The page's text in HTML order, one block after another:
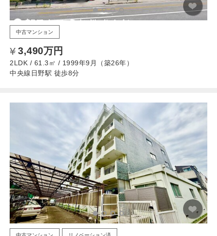
中古マンション
3,490万円
2LDK / 61.3㎡ / 1999年9月（築26年）
中央線日野駅 徒歩8分